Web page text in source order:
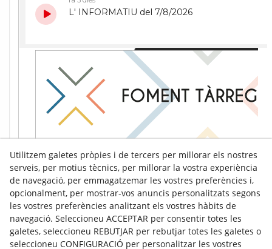
Utilitzem galetes pròpies i de tercers per millorar els nostres
serveis, per motius tècnics, per millorar la vostra experiència
de navegació, per emmagatzemar les vostres preferències i,
opcionalment, per mostrar-vos anuncis personalitzats segons
les vostres preferències analitzant els vostres hàbits de
navegació. Seleccioneu ACCEPTAR per consentir totes les
galetes, seleccioneu REBUTJAR per rebutjar totes les galetes o
seleccioneu CONFIGURACIÓ per personalitzar les vostres